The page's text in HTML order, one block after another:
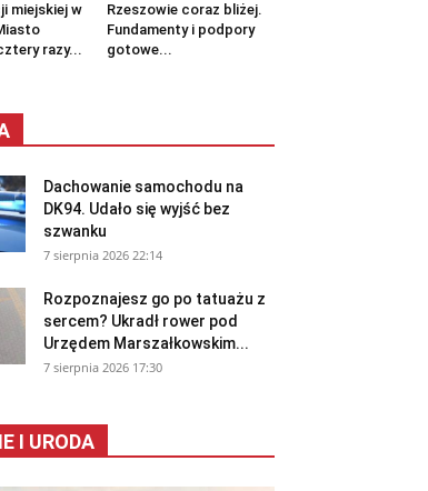
miejskiej w
razy...
Rzeszowie coraz bliżej.
Fundamenty i podpory
gotowe...
Dachowanie samochodu na
DK94. Udało się wyjść bez
szwanku
7 sierpnia 2026 22:14
Rozpoznajesz go po tatuażu z
sercem? Ukradł rower pod
Urzędem Marszałkowskim...
7 sierpnia 2026 17:30
I URODA